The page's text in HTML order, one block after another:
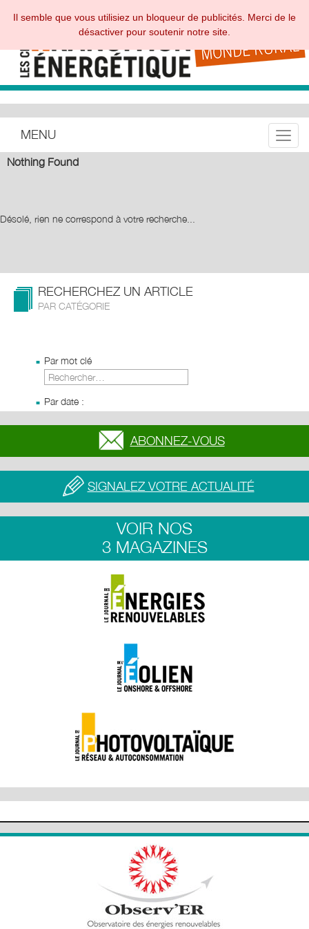
MENU
Nothing Found
Désolé, rien ne correspond à votre recherche...
RECHERCHEZ UN ARTICLE
PAR CATÉGORIE
Par mot clé
Rechercher :
Par date :
ABONNEZ-VOUS
SIGNALEZ VOTRE ACTUALITÉ
VOIR NOS
3 MAGAZINES
Il semble que vous utilisiez un bloqueur de publicités. Merci de le
désactiver pour soutenir notre site.